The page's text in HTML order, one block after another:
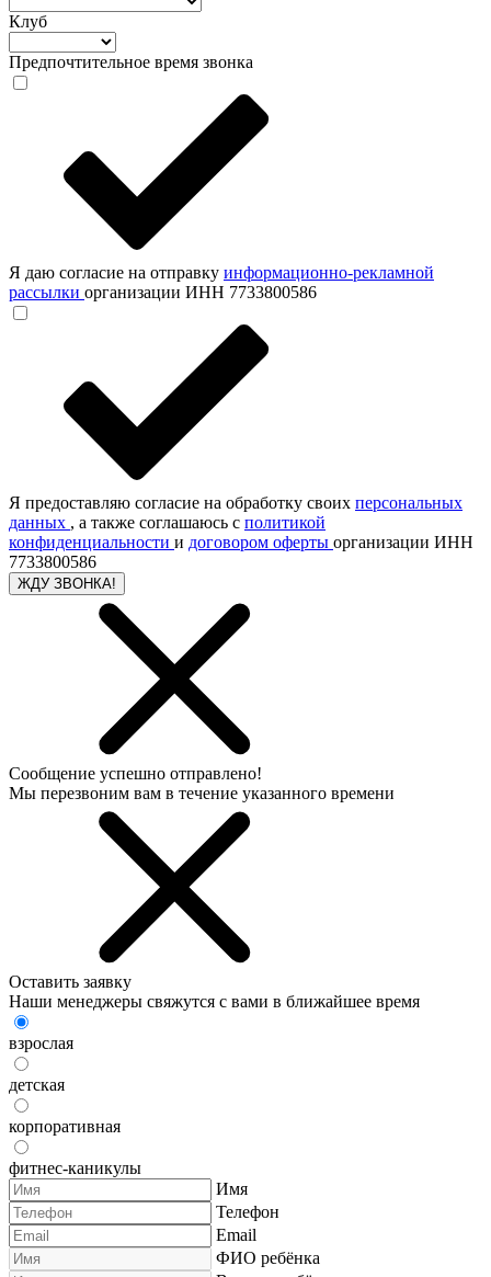
Клуб
Предпочтительное время звонка
Я даю согласие на отправку информационно-рекламной
рассылки организации ИНН 7733800586
Я предоставляю согласие на обработку своих персональных
данных , а также соглашаюсь с политикой
конфиденциальности и договором оферты организации ИНН
7733800586
ЖДУ ЗВОНКА!
Сообщение успешно отправлено!
Мы перезвоним вам в течение указанного времени
Оставить заявку
Наши менеджеры свяжутся с вами в ближайшее время
взрослая
детская
корпоративная
фитнес-каникулы
Имя
Телефон
Email
ФИО ребёнка